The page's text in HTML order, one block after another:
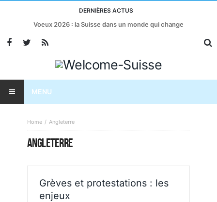
DERNIÈRES ACTUS
Voeux 2026 : la Suisse dans un monde qui change
MENU
Home Angleterre
ANGLETERRE
Grèves et protestations : les
enjeux